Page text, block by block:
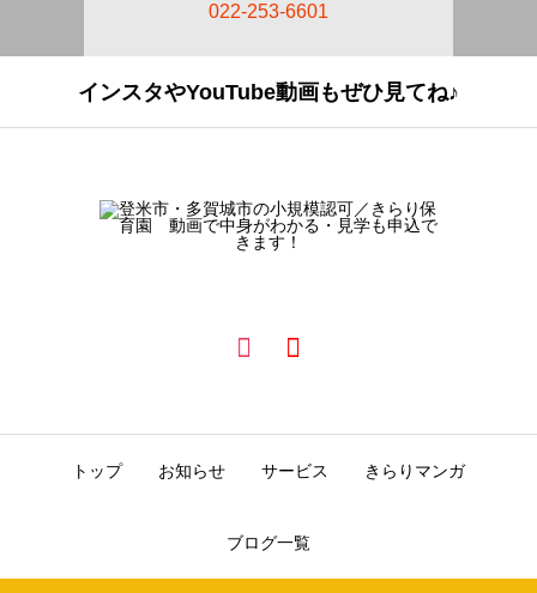
022-253-6601
インスタやYouTube動画もぜひ見てね♪
トップ お知らせ サービス きらりマンガ
ブログ一覧